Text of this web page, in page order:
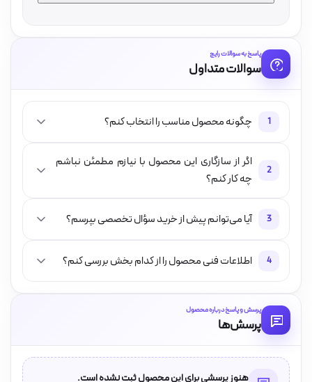
پاسخ به سوالات رایج
سوالات متداول
1 چگونه محصول مناسب را انتخاب کنم؟
2
اگر از سازگاری این محصول با نیازم مطمئن نباشم
چه کار کنم؟
3 آیا می‌توانم پیش از خرید سؤال تخصصی بپرسم؟
4 اطلاعات فنی محصول را از کدام بخش بررسی کنم؟
پرسش و پاسخ درباره محصول
پرسش‌ها
هنوز پرسشی برای این محصول ثبت نشده است.